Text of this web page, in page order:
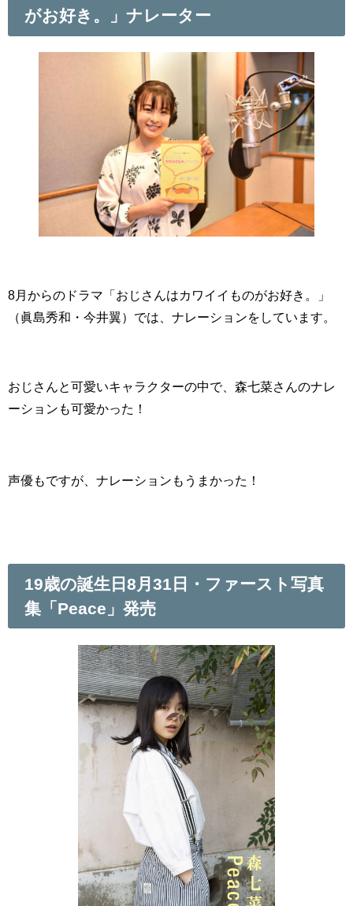
がお好き。 」ナレーター
8月からのドラマ「 おじさんはカワイイものがお好き。
」
（眞島秀和・今井翼）では、ナレーションをしています。
おじさんと可愛いキャラクターの中で、森七菜さんのナレ
ーションも可愛かった！
声優もですが、ナレーションもうまかった！
19歳の誕生日8月31日・ファースト写真
集「Peace」発売